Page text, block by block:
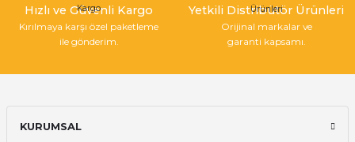
Hızlı ve Güvenli Kargo
Kırılmaya karşı özel paketleme
ile gönderim.
Yetkili Distribütör Ürünleri
Orijinal markalar ve
garanti kapsamı.
KURUMSAL